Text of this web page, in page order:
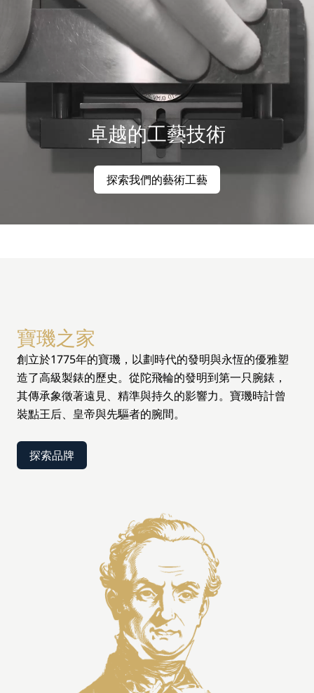
卓越的工藝技術
探索我們的藝術工藝
寶璣之家
創立於1775年的寶璣，以劃時代的發明與永恆的優雅塑
造了高級製錶的歷史。從陀飛輪的發明到第一只腕錶，
其傳承象徵著遠見、精準與持久的影響力。寶璣時計曾
裝點王后、皇帝與先驅者的腕間。
探索品牌